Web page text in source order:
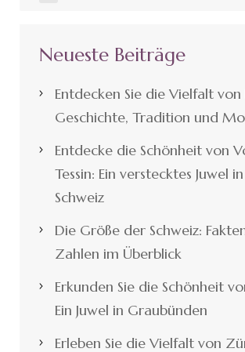
Neueste Beiträge
Entdecken Sie die Vielfalt von
Geschichte, Tradition und
Entdecke die Schönheit von
Tessin: Ein verstecktes Juwel
Schweiz
Die Größe der Schweiz:
Zahlen im Überblick
Erkunden Sie die Schönheit
Ein Juwel in Graubünden
Erleben Sie die Vielfalt von